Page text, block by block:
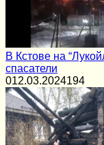
В Кстове на
спасатели
012.03.2024194